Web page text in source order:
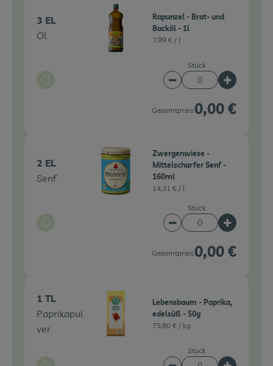
3 EL
Öl
Auswahl ändern
Rapunzel - Brat- und
Backöl - 1l
7,99 € / l
Stück
Artikelanzahl
Gesamtpreis:0,00 €
2 EL
Senf
Auswahl ändern
Zwergenwiese -
Mittelscharfer Senf -
160ml
14,31 € / l
Stück
Artikelanzahl
Gesamtpreis:0,00 €
1 TL
Paprikapul
ver
Lebensbaum - Paprika,
edelsüß - 50g
75,80 € / kg
Stück